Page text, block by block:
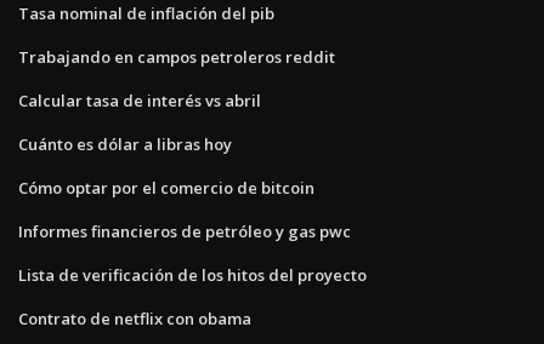
Tasa nominal de inflación del pib
Trabajando en campos petroleros reddit
Calcular tasa de interés vs abril
Cuánto es dólar a libras hoy
Cómo optar por el comercio de bitcoin
Informes financieros de petróleo y gas pwc
Lista de verificación de los hitos del proyecto
Contrato de netflix con obama